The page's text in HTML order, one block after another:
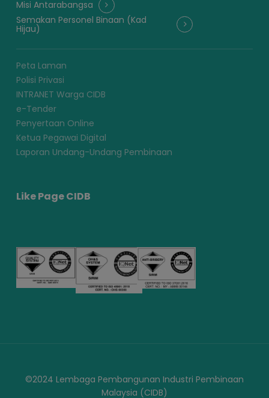
Misi Antarabangsa
Semakan Personel Binaan (Kad
Hijau)
Peta Laman
Polisi Privasi
INTRANET Warga CIDB
e-Tender
Penyertaan Online
Ketua Pegawai Digital
Laporan Undang-Undang Pembinaan
Like Page CIDB
©2024 Lembaga Pembangunan Industri Pembinaan
Malaysia (CIDB)